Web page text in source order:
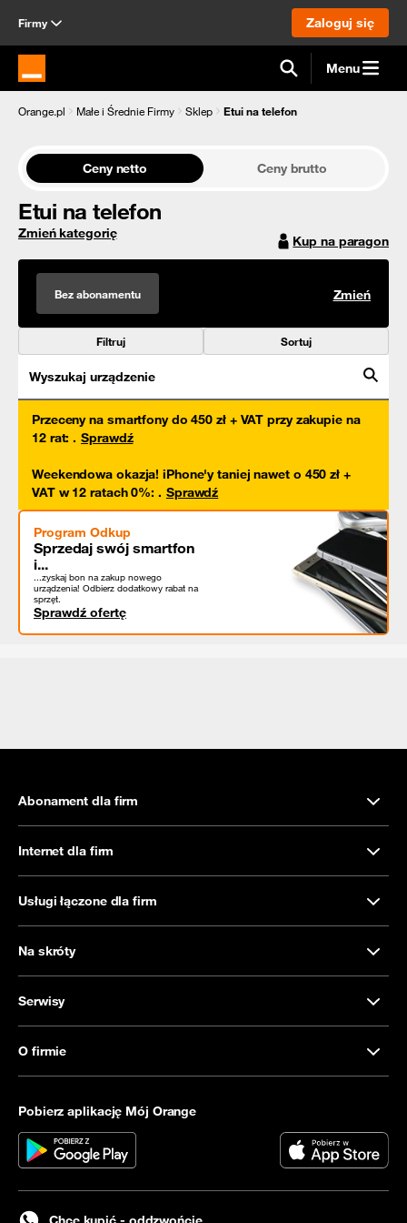
Firmy Zaloguj się
Strona główna Orange.pl Menu
Orange.pl Małe i Średnie Firmy Sklep Etui na telefon
Ceny netto Ceny brutto
Etui na telefon
Zmień kategorię Kup na paragon
Bez abonamentu Zmień
Filtruj Sortuj
Wyszukaj urządzenie
Przeceny na smartfony do 450 zł + VAT przy zakupie na
12 rat: . Sprawdź
Weekendowa okazja! iPhone'y taniej nawet o 450 zł +
VAT w 12 ratach 0%: . Sprawdź
Program Odkup
Sprzedaj swój smartfon
i...
...zyskaj bon na zakup nowego
urządzenia! Odbierz dodatkowy rabat na
sprzęt.
Sprawdź ofertę
Abonament dla firm
Internet dla firm
Usługi łączone dla firm
Na skróty
Serwisy
O firmie
Pobierz aplikację Mój Orange